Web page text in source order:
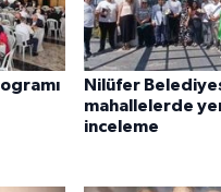
Nilüfer
mahallelerde
inceleme